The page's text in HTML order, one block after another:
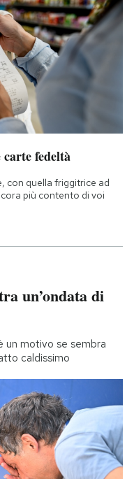
fedeltà
con quella friggitrice ad
più contento di voi
un’ondata di
un motivo se sembra
caldissimo